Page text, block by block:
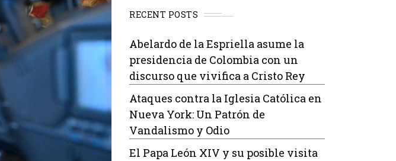
RECENT POSTS
Abelardo de la Espriella asume la
presidencia de Colombia con un
discurso que vivifica a Cristo Rey
Ataques contra la Iglesia Católica en
Nueva York: Un Patrón de
Vandalismo y Odio
El Papa León XIV y su posible visita